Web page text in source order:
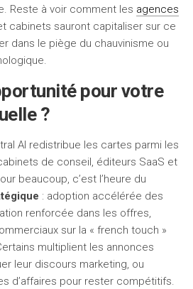
Reste à voir comment les agences
cabinets sauront capitaliser sur ce
dans le piège du chauvinisme ou
pour votre
?
AI redistribue les cartes parmi les
de conseil, éditeurs SaaS et
beaucoup, c’est l’heure du
: adoption accélérée des
renforcée dans les offres,
sur la « french touch »
multiplient les annonces
leur discours marketing, ou
d’affaires pour rester compétitifs.